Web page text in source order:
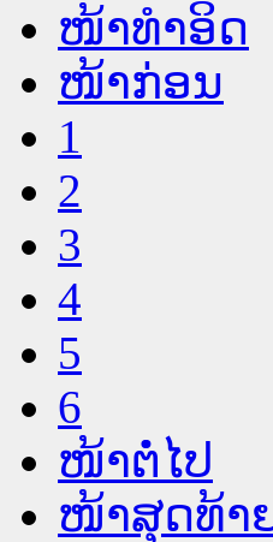
ໜ້າທໍາອິດ
ໜ້າກ່ອນ
1
2
3
4
5
6
ໜ້າຕໍ່ໄປ
ໜ້າສຸດທ້າ